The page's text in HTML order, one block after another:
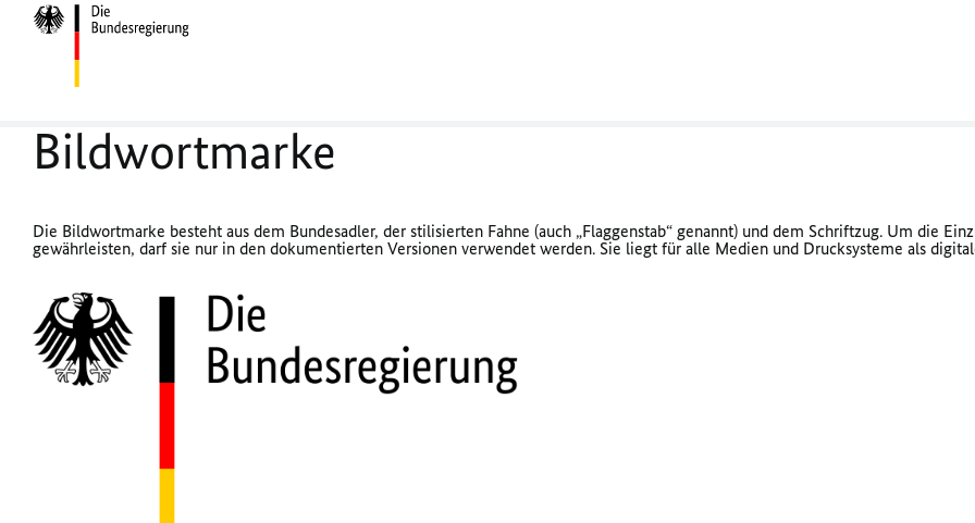
Bildwortmarke
Die Bildwortmarke besteht aus dem Bundesadler, der stilisierten Fahne (auch „Flaggenstab“ genannt) und dem Schriftzug. Um die
gewährleisten, darf sie nur in den dokumentierten Versionen verwendet werden. Sie liegt für alle Medien und Drucksysteme als